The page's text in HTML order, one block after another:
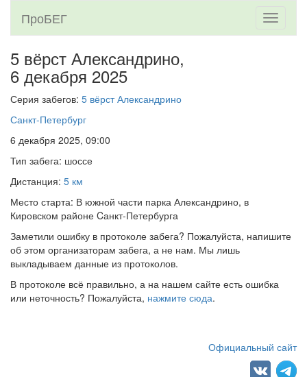
Toggle
ПроБЕГ
5 вёрст Александрино,
6 декабря 2025
Серия забегов: 5 вёрст Александрино
Санкт-Петербург
6 декабря 2025, 09:00
Тип забега: шоссе
Дистанция: 5 км
Место старта: В южной части парка Александрино, в
Кировском районе Cанкт-Петербурга
Заметили ошибку в протоколе забега? Пожалуйста, напишите
об этом организаторам забега, а не нам. Мы лишь
выкладываем данные из протоколов.
В протоколе всё правильно, а на нашем сайте есть ошибка
или неточность? Пожалуйста, нажмите сюда.
Официальный сайт